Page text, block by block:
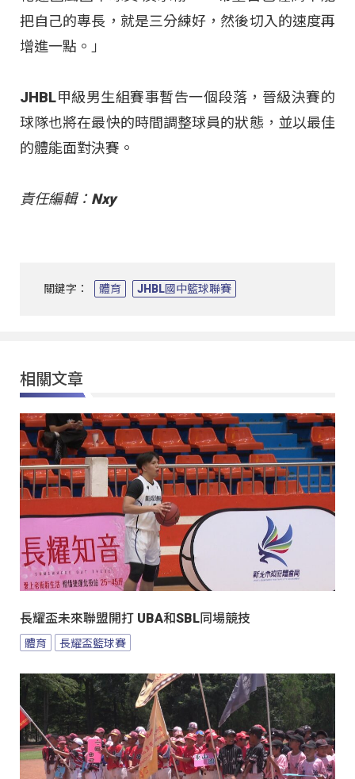
把自己的專長，就是三分練好，然後切入的速度再
增進一點。」
JHBL甲級男生組賽事暫告一個段落，晉級決賽的
球隊也將在最快的時間調整球員的狀態，並以最佳
的體能面對決賽。
責任編輯：Nxy
關鍵字： 體育 JHBL國中籃球聯賽
相關文章
長耀盃未來聯盟開打 UBA和SBL同場競技
體育 長耀盃籃球賽